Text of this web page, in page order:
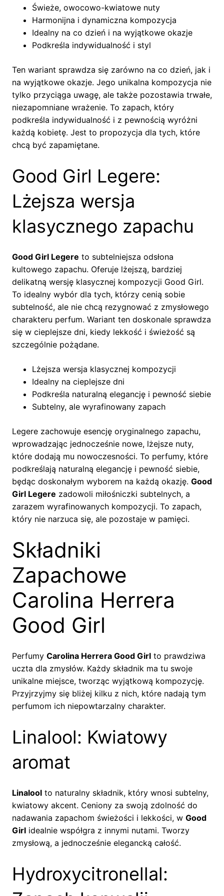
Świeże, owocowo-kwiatowe nuty
Harmonijna i dynamiczna kompozycja
Idealny na co dzień i na wyjątkowe okazje
Podkreśla indywidualność i styl
Ten wariant sprawdza się zarówno na co dzień, jak i
na wyjątkowe okazje. Jego unikalna kompozycja nie
tylko przyciąga uwagę, ale także pozostawia trwałe,
niezapomniane wrażenie. To zapach, który
podkreśla indywidualność i z pewnością wyróżni
każdą kobietę. Jest to propozycja dla tych, które
chcą być zapamiętane.
Good Girl Legere:
Lżejsza wersja
klasycznego zapachu
Good Girl Legere to subtelniejsza odsłona
kultowego zapachu. Oferuje lżejszą, bardziej
delikatną wersję klasycznej kompozycji Good Girl.
To idealny wybór dla tych, którzy cenią sobie
subtelność, ale nie chcą rezygnować z zmysłowego
charakteru perfum. Wariant ten doskonale sprawdza
się w cieplejsze dni, kiedy lekkość i świeżość są
szczególnie pożądane.
Lżejsza wersja klasycznej kompozycji
Idealny na cieplejsze dni
Podkreśla naturalną elegancję i pewność siebie
Subtelny, ale wyrafinowany zapach
Legere zachowuje esencję oryginalnego zapachu,
wprowadzając jednocześnie nowe, lżejsze nuty,
które dodają mu nowoczesności. To perfumy, które
podkreślają naturalną elegancję i pewność siebie,
będąc doskonałym wyborem na każdą okazję. Good
Girl Legere zadowoli miłośniczki subtelnych, a
zarazem wyrafinowanych kompozycji. To zapach,
który nie narzuca się, ale pozostaje w pamięci.
Składniki
Zapachowe
Carolina Herrera
Good Girl
Perfumy Carolina Herrera Good Girl to prawdziwa
uczta dla zmysłów. Każdy składnik ma tu swoje
unikalne miejsce, tworząc wyjątkową kompozycję.
Przyjrzyjmy się bliżej kilku z nich, które nadają tym
perfumom ich niepowtarzalny charakter.
Linalool: Kwiatowy
aromat
Linalool to naturalny składnik, który wnosi subtelny,
kwiatowy akcent. Ceniony za swoją zdolność do
nadawania zapachom świeżości i lekkości, w Good
Girl idealnie współgra z innymi nutami. Tworzy
zmysłową, a jednocześnie elegancką całość.
Hydroxycitronellal: